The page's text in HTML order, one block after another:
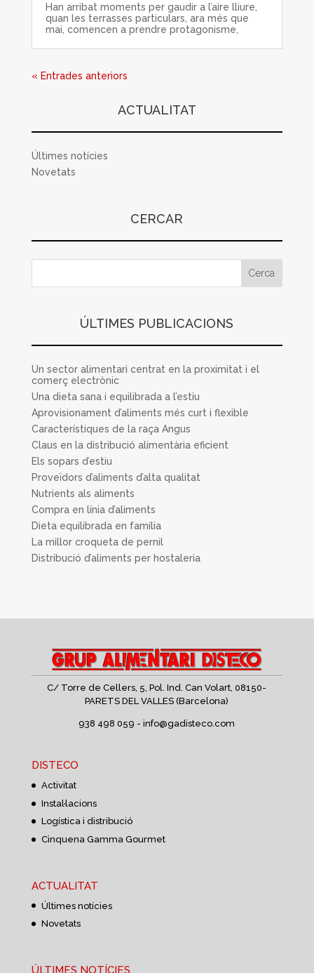
Han arribat moments per gaudir a l’aire lliure,
quan les terrasses particulars, ara més que
mai, comencen a prendre protagonisme,
« Entrades anteriors
ACTUALITAT
Últimes notícies
Novetats
CERCAR
ÚLTIMES PUBLICACIONS
Un sector alimentari centrat en la proximitat i el
comerç electrònic
Una dieta sana i equilibrada a l’estiu
Aprovisionament d’aliments més curt i flexible
Característiques de la raça Angus
Claus en la distribució alimentària eficient
Els sopars d’estiu
Proveïdors d’aliments d’alta qualitat
Nutrients als aliments
Compra en línia d’aliments
Dieta equilibrada en família
La millor croqueta de pernil
Distribució d’aliments per hostaleria
C/ Torre de Cellers, 5, Pol. Ind. Can Volart,08150-
PARETS DEL VALLES (Barcelona)
938 498 059 -info@gadisteco.com
DISTECO
Activitat
Instal·lacions
Logística i distribució
Cinquena Gamma Gourmet
ACTUALITAT
Últimes notícies
Novetats
ÚLTIMES NOTÍCIES